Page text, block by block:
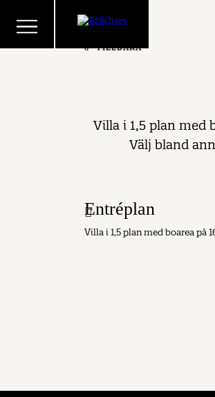
TILLBAKA
Villa i 1,5 plan med
Välj bland
Entréplan
Villa i 1,5 plan med boarea på